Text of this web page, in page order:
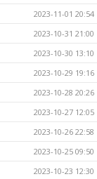
2023-11-01 20:54
2023-10-31 21:00
2023-10-30 13:10
2023-10-29 19:16
2023-10-28 20:26
2023-10-27 12:05
2023-10-26 22:58
2023-10-25 09:50
2023-10-23 12:30